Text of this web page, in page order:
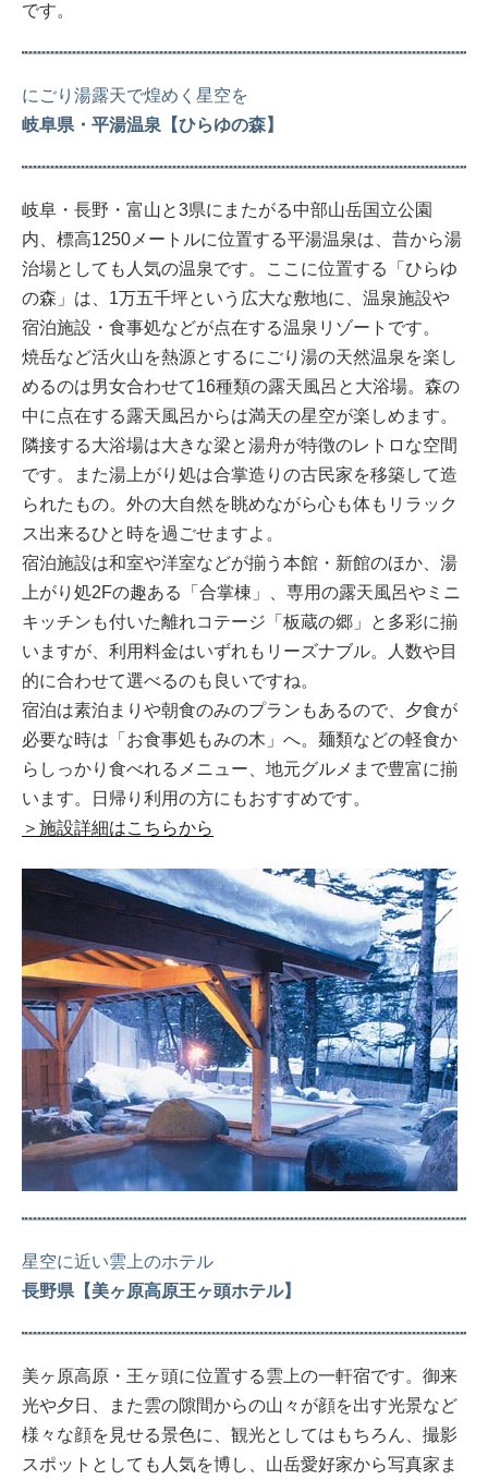
です。
にごり湯露天で煌めく星空を
岐阜県・平湯温泉【ひらゆの森】
岐阜・長野・富山と3県にまたがる中部山岳国立公園
内、標高1250メートルに位置する平湯温泉は、昔から湯
治場としても人気の温泉です。ここに位置する「ひらゆ
の森」は、1万五千坪という広大な敷地に、温泉施設や
宿泊施設・食事処などが点在する温泉リゾートです。
焼岳など活火山を熱源とするにごり湯の天然温泉を楽し
めるのは男女合わせて16種類の露天風呂と大浴場。森の
中に点在する露天風呂からは満天の星空が楽しめます。
隣接する大浴場は大きな梁と湯舟が特徴のレトロな空間
です。また湯上がり処は合掌造りの古民家を移築して造
られたもの。外の大自然を眺めながら心も体もリラック
ス出来るひと時を過ごせますよ。
宿泊施設は和室や洋室などが揃う本館・新館のほか、湯
上がり処2Fの趣ある「合掌棟」、専用の露天風呂やミニ
キッチンも付いた離れコテージ「板蔵の郷」と多彩に揃
いますが、利用料金はいずれもリーズナブル。人数や目
的に合わせて選べるのも良いですね。
宿泊は素泊まりや朝食のみのプランもあるので、夕食が
必要な時は「お食事処もみの木」へ。麺類などの軽食か
らしっかり食べれるメニュー、地元グルメまで豊富に揃
います。日帰り利用の方にもおすすめです。
＞施設詳細はこちらから
星空に近い雲上のホテル
長野県【美ヶ原高原王ヶ頭ホテル】
美ヶ原高原・王ヶ頭に位置する雲上の一軒宿です。御来
光や夕日、また雲の隙間からの山々が顔を出す光景など
様々な顔を見せる景色に、観光としてはもちろん、撮影
スポットとしても人気を博し、山岳愛好家から写真家ま